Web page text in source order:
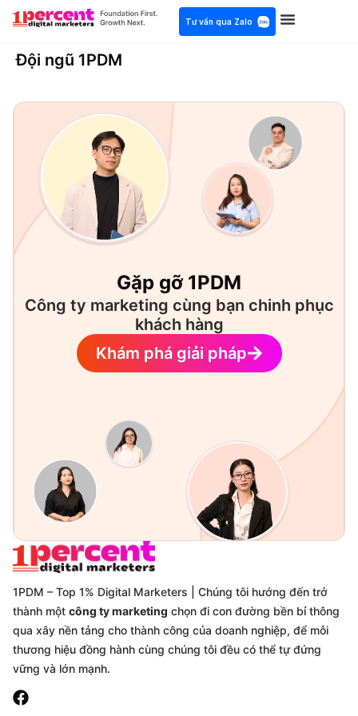
Tư vấn qua Zalo
Đội ngũ 1PDM
Gặp gỡ 1PDM
Công ty marketing cùng bạn chinh phục
khách hàng
Khám phá giải pháp
1PDM – Top 1% Digital Marketers | Chúng tôi hướng đến trở
thành một công ty marketing chọn đi con đường bền bỉ thông
qua xây nền tảng cho thành công của doanh nghiệp, để mỗi
thương hiệu đồng hành cùng chúng tôi đều có thể tự đứng
vững và lớn mạnh.